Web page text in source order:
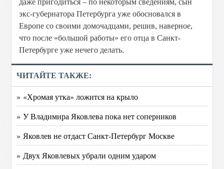
даже пригодиться – по некоторым сведениям, сын
экс-губернатора Петербурга уже обосновался в
Европе со своими домочадцами, решив, наверное,
что после «большой работы» его отца в Санкт-
Петербурге уже нечего делать.
ЧИТАЙТЕ ТАКЖЕ:
» «Хромая утка» ложится на крыло
» У Владимира Яковлева пока нет соперников
» Яковлев не отдаст Санкт-Петербург Москве
» Двух Яковлевых убрали одним ударом